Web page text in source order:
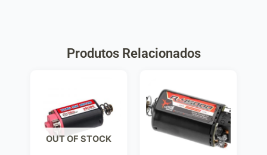
Produtos Relacionados
OUT OF STOCK